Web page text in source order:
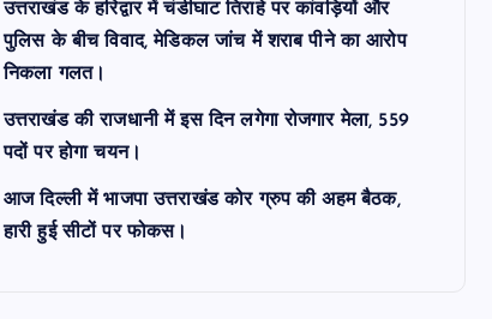
उत्तराखंड के हरिद्वार में चंडीघाट तिराहे पर कांवड़ियों और
पुलिस के बीच विवाद, मेडिकल जांच में शराब पीने का आरोप
निकला गलत।
उत्तराखंड की राजधानी में इस दिन लगेगा रोजगार मेला, 559
पदों पर होगा चयन।
आज दिल्ली में भाजपा उत्तराखंड कोर ग्रुप की अहम बैठक,
हारी हुई सीटों पर फोकस।